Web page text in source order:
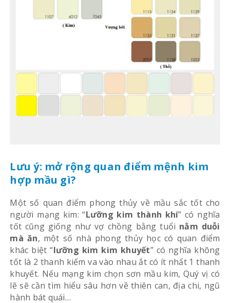
Lưu ý: mở rộng quan điểm mệnh kim
hợp mầu gì?
Một số quan điểm phong thủy về mầu sắc tốt cho
người mạng kim: “Lưỡng kim thành khí” có nghĩa
tốt cũng giống như vợ chồng bằng tuổi nằm duỗi
mà ăn, một số nhà phong thủy học có quan điểm
khác biệt “lưỡng kim kim khuyết” có nghĩa không
tốt là 2 thanh kiếm va vào nhau ắt có ít nhất 1 thanh
khuyết. Nếu mạng kim chọn sơn mầu kim, Quý vị có
lẽ sẽ cần tìm hiểu sâu hơn về thiên can, địa chi, ngũ
hành bát quái…